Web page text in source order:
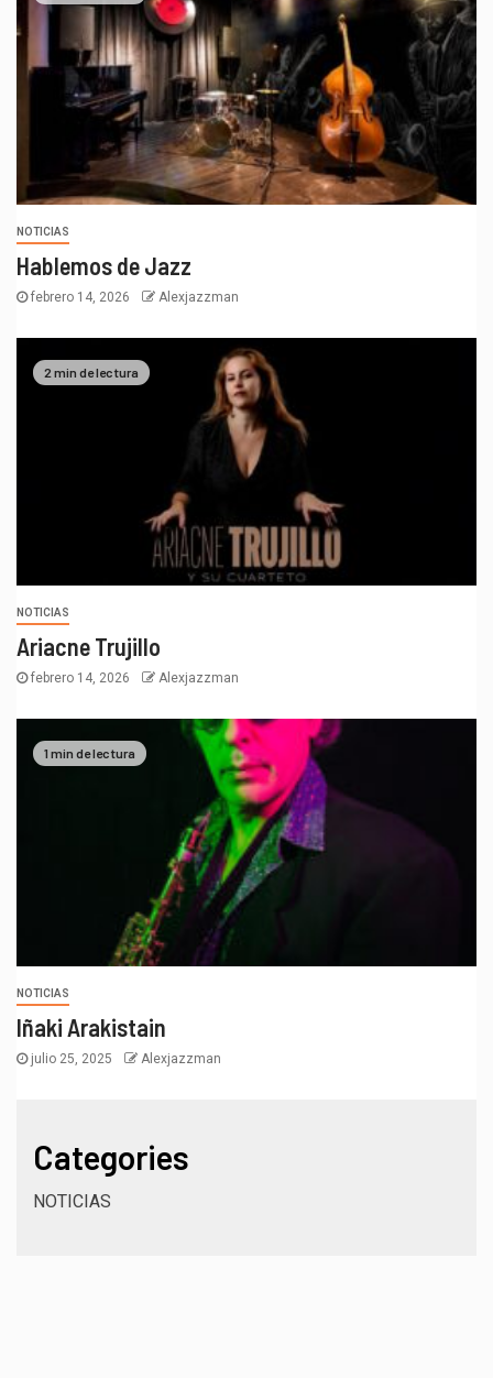
NOTICIAS
Hablemos de Jazz
febrero 14, 2026 Alexjazzman
2 min de lectura
NOTICIAS
Ariacne Trujillo
febrero 14, 2026 Alexjazzman
1 min de lectura
NOTICIAS
Iñaki Arakistain
julio 25, 2025 Alexjazzman
Categories
NOTICIAS